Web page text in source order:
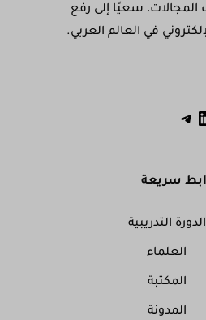
سعيًا إلى رفع
في العالم العربي.
سريعة
الدورة التدريبية
العلماء
المكتبة
المدونة